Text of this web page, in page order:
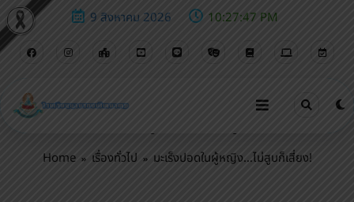
9 สิงหาคม 2026 10:27:49 PM
Home เรื่องทั่วไป มะเร็งปอดในผู้หญิง…ไม่สูบก็เสี่ยง!